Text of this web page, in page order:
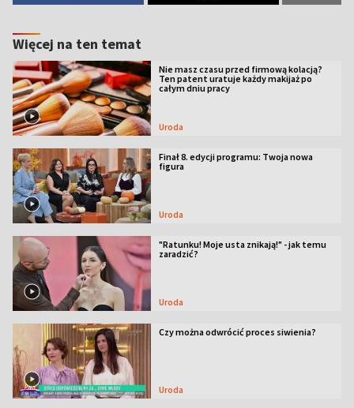
Więcej na ten temat
Nie masz czasu przed firmową kolacją?
Ten patent uratuje każdy makijaż po
całym dniu pracy
Uroda
Finał 8. edycji programu: Twoja nowa
figura
Uroda
"Ratunku! Moje usta znikają!" - jak temu
zaradzić?
Uroda
Czy można odwrócić proces siwienia?
Uroda